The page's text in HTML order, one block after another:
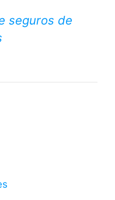
seguros de